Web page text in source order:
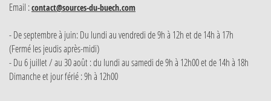
Email :contact@sources-du-buech.com
- De septembre à juin: Du lundi au vendredi de 9h à 12h et de 14h à 17h
(Fermé les jeudis après-midi)
- Du 6 juillet / au 30 août : du lundi au samedi de 9h à 12h00 et de 14h à 18h
Dimanche et jour férié : 9h à 12h00